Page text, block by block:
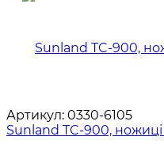
Артикул: 0330-6105
Sunland TC-900,